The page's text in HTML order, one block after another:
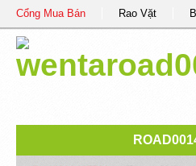
Cổng Mua Bán Rao Vặt